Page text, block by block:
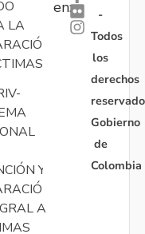
LA
Y
A
en:
-
Todos
los
derechos
Gobierno
de
Colombia